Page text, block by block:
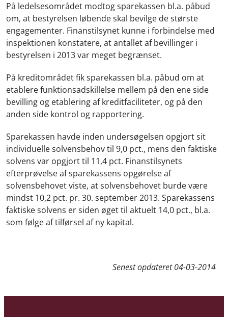
På ledelsesområdet modtog sparekassen bl.a. påbud
om, at bestyrelsen løbende skal bevilge de største
engagementer. Finanstilsynet kunne i forbindelse med
inspektionen konstatere, at antallet af bevillinger i
bestyrelsen i 2013 var meget begrænset.
På kreditområdet fik sparekassen bl.a. påbud om at
etablere funktionsadskillelse mellem på den ene side
bevilling og etablering af kreditfaciliteter, og på den
anden side kontrol og rapportering.
Sparekassen havde inden undersøgelsen opgjort sit
individuelle solvensbehov til 9,0 pct., mens den faktiske
solvens var opgjort til 11,4 pct. Finanstilsynets
efterprøvelse af sparekassens opgørelse af
solvensbehovet viste, at solvensbehovet burde være
mindst 10,2 pct. pr. 30. september 2013. Sparekassens
faktiske solvens er siden øget til aktuelt 14,0 pct., bl.a.
som følge af tilførsel af ny kapital.
Senest opdateret04-03-2014